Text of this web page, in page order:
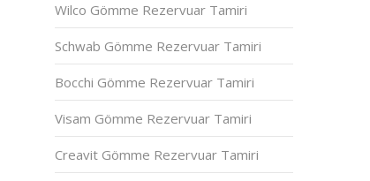
Wilco Gömme Rezervuar Tamiri
Schwab Gömme Rezervuar Tamiri
Bocchi Gömme Rezervuar Tamiri
Visam Gömme Rezervuar Tamiri
Creavit Gömme Rezervuar Tamiri